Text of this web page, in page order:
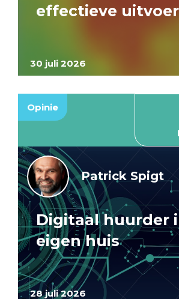
30 juli 2026
effectieve
Opinie
28 juli 2026
Patrick Spigt
Digitaal huurder
eigen huis